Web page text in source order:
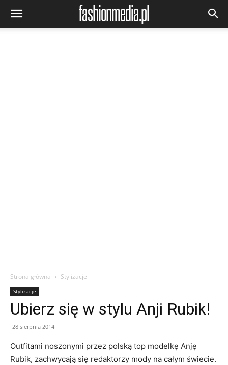
Strona główna Stylizacje
Stylizacje
Ubierz się w stylu Anji Rubik!
28 sierpnia 2014
Outfitami noszonymi przez polską top modelkę Anję
Rubik, zachwycają się redaktorzy mody na całym świecie.